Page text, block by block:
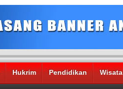
Hukrim Pendidikan Wisata